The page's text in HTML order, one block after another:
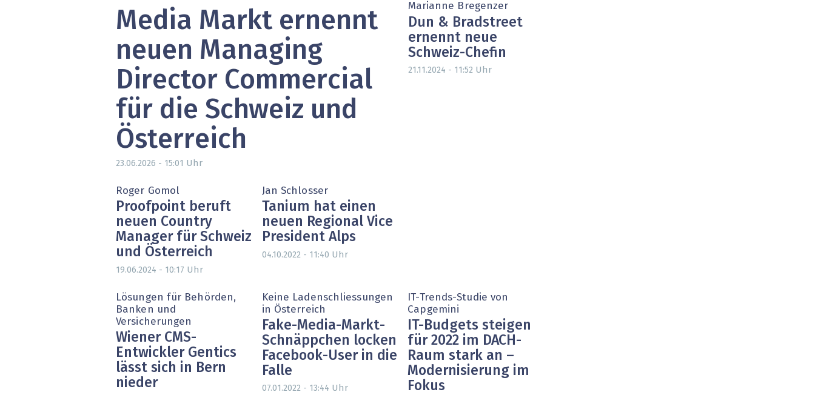
» alle News Gesundheit wird digital
Blockchain
EU-DSGVO
XaaS, Managed Services & Co.
IT for Health
Artificial Intelligence
Finance 2030
Media Markt ernennt
neuen Managing
Director Commercial
für die Schweiz und
Österreich
23.06.2026 - 15:01 Uhr
Marianne Bregenzer
Dun & Bradstreet
ernennt neue
Schweiz-Chefin
21.11.2024 - 11:52Uhr
Roger Gomol
Proofpoint beruft
neuen Country
Manager für Schweiz
und Österreich
19.06.2024 - 10:17 Uhr
Jan Schlosser
Tanium hat einen
neuen Regional Vice
President Alps
04.10.2022 - 11:40 Uhr
Lösungen für Behörden,
Banken und
Versicherungen
Wiener CMS-
Entwickler Gentics
lässt sich in Bern
nieder
Keine Ladenschliessungen
in Österreich
Fake-Media-Markt-
Schnäppchen locken
Facebook-User in die
Falle
07.01.2022 - 13:44 Uhr
IT-Trends-Studie von
Capgemini
IT-Budgets steigen
für 2022 im DACH-
Raum stark an –
Modernisierung im
Fokus